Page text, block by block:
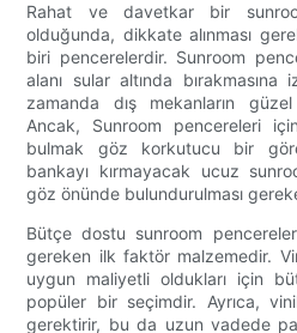
Rahat ve davetkar bir
olduğunda, dikkate alınması
biri pencerelerdir. Sunroom
alanı sular altında
zamanda dış mekanların
Ancak, Sunroom pencereleri
bulmak göz korkutucu bir
bankayı kırmayacak ucuz
göz önünde bulundurulması
Bütçe dostu sunroom
gereken ilk faktör malzemedir.
uygun maliyetli oldukları için
popüler bir seçimdir. Ayrıca,
gerektirir, bu da uzun vadede